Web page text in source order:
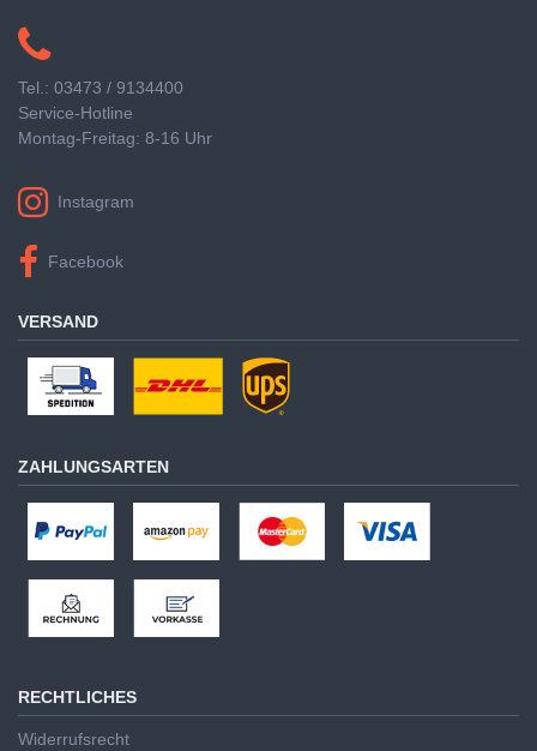
Tel.: 03473 / 9134400
Service-Hotline
Montag-Freitag: 8-16 Uhr
Instagram
Facebook
VERSAND
ZAHLUNGSARTEN
RECHTLICHES
Widerrufsrecht